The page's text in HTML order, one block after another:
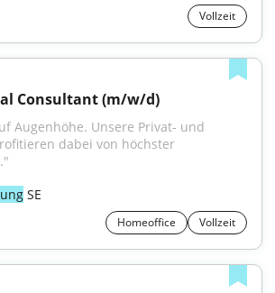
Vollzeit
Consultant (m/w/d)
Augenhöhe. Unsere Privat- und
dabei von höchster
SE
Homeoffice Vollzeit